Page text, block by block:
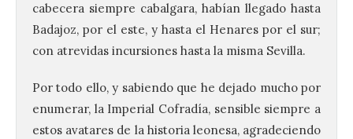
cabecera siempre cabalgara, habían llegado hasta
Badajoz, por el este, y hasta el Henares por el sur;
con atrevidas incursiones hasta la misma Sevilla.
Por todo ello, y sabiendo que he dejado mucho por
enumerar, la Imperial Cofradía, sensible siempre a
estos avatares de la historia leonesa, agradeciendo